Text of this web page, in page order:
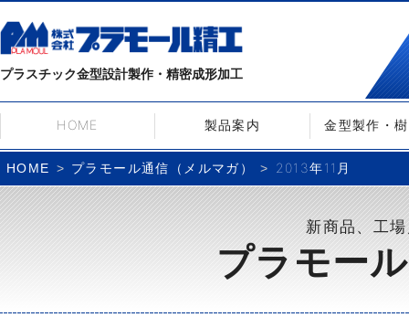
プラスチック金型設計製作・精密成形加工
HOME 製品案内 金型製作・
HOME プラモール通信（メルマガ） 2013年11月
新商品、工
プラモー